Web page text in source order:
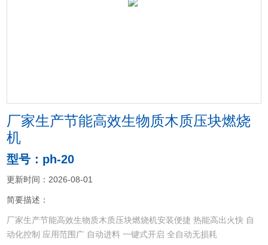
厂家生产节能高效生物质木质压块燃烧
机
型号：ph-20
更新时间：2026-08-01
简要描述：
厂家生产节能高效生物质木质压块燃烧机安装便捷 热能高出火快 自
动化控制 应用范围广 自动进料 一键式开启 全自动无损耗